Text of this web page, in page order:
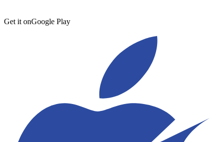
Get it onGoogle Play